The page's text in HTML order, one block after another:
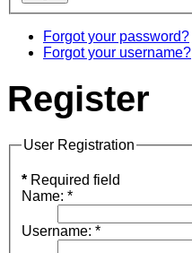
Forgot your password?
Forgot your username?
Register
User Registration
* Required field
Name: *
Username: *